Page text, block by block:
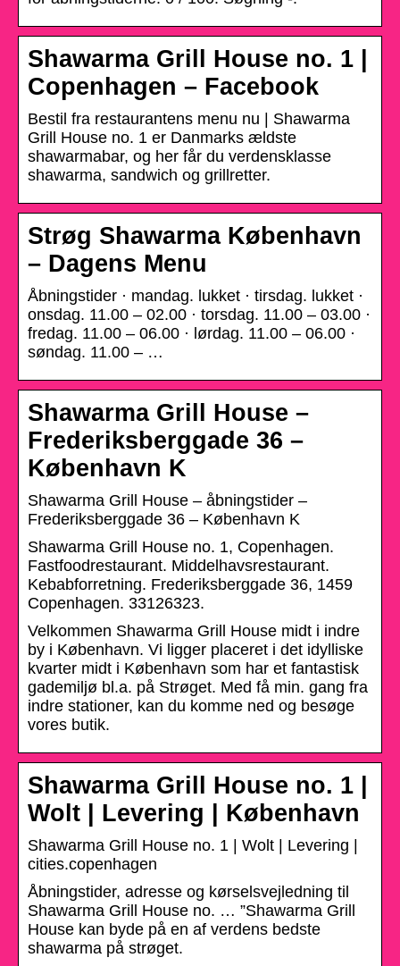
Shawarma Grill House no. 1 |
Copenhagen – Facebook
Bestil fra restaurantens menu nu | Shawarma
Grill House no. 1 er Danmarks ældste
shawarmabar, og her får du verdensklasse
shawarma, sandwich og grillretter.
Strøg Shawarma København
– Dagens Menu
Åbningstider · mandag. lukket · tirsdag. lukket ·
onsdag. 11.00 – 02.00 · torsdag. 11.00 – 03.00 ·
fredag. 11.00 – 06.00 · lørdag. 11.00 – 06.00 ·
søndag. 11.00 – …
Shawarma Grill House –
Frederiksberggade 36 –
København K
Shawarma Grill House – åbningstider –
Frederiksberggade 36 – København K
Shawarma Grill House no. 1, Copenhagen.
Fastfoodrestaurant. Middelhavsrestaurant.
Kebabforretning. Frederiksberggade 36, 1459
Copenhagen. 33126323.
Velkommen Shawarma Grill House midt i indre
by i København. Vi ligger placeret i det idylliske
kvarter midt i København som har et fantastisk
gademiljø bl.a. på Strøget. Med få min. gang fra
indre stationer, kan du komme ned og besøge
vores butik.
Shawarma Grill House no. 1 |
Wolt | Levering | København
Shawarma Grill House no. 1 | Wolt | Levering |
cities.copenhagen
Åbningstider, adresse og kørselsvejledning til
Shawarma Grill House no. … ”Shawarma Grill
House kan byde på en af verdens bedste
shawarma på strøget.